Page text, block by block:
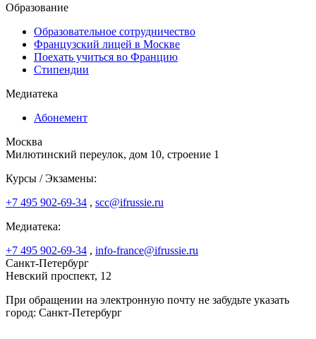
Образование
Образовательное сотрудничество
Французский лицей в Москве
Поехать учиться во Францию
Стипендии
Медиатека
Абонемент
Москва
Милютинский переулок, дом 10, строение 1
Курсы / Экзамены:
+7 495 902-69-34 , scc@ifrussie.ru
Медиатека:
+7 495 902-69-34 , info-france@ifrussie.ru
Санкт-Петербург
Невский проспект, 12
При обращении на электронную почту не забудьте указать
город: Санкт-Петербург